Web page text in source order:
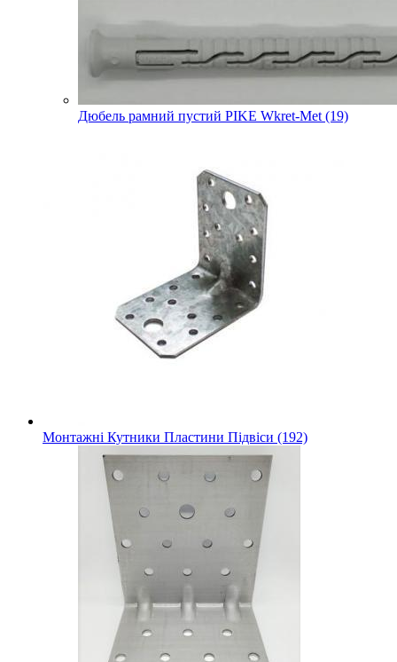
Дюбель рамний пустий PIKE Wkret-Met (19)
Монтажні Кутники Пластини Підвіси (192)